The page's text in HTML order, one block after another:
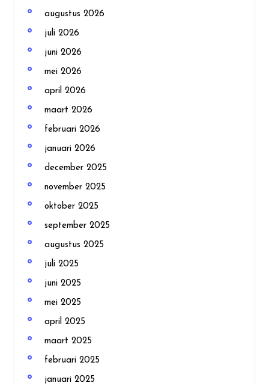
augustus 2026
juli 2026
juni 2026
mei 2026
april 2026
maart 2026
februari 2026
januari 2026
december 2025
november 2025
oktober 2025
september 2025
augustus 2025
juli 2025
juni 2025
mei 2025
april 2025
maart 2025
februari 2025
januari 2025